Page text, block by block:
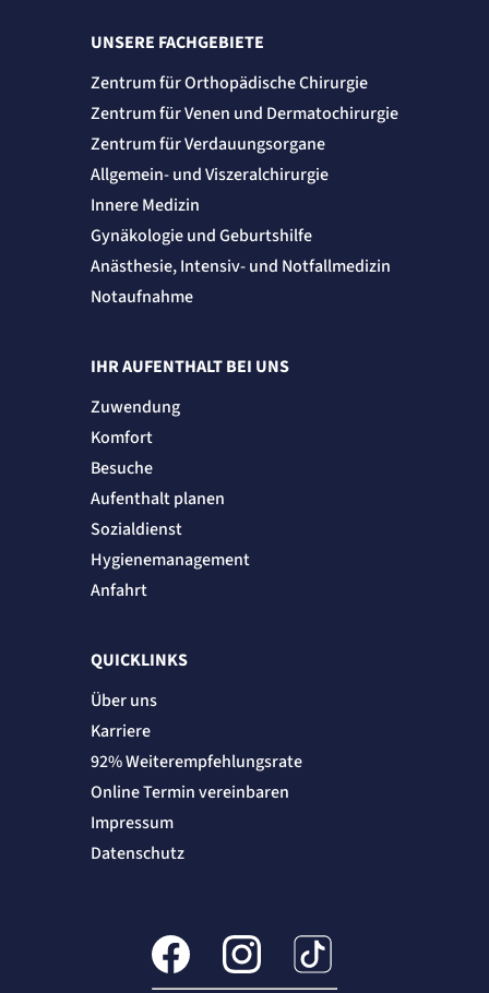
UNSERE FACHGEBIETE
Zentrum für Orthopädische Chirurgie
Zentrum für Venen und Dermatochirurgie
Zentrum für Verdauungsorgane
Allgemein- und Viszeralchirurgie
Innere Medizin
Gynäkologie und Geburtshilfe
Anästhesie, Intensiv- und Notfallmedizin
Notaufnahme
IHR AUFENTHALT BEI UNS
Zuwendung
Komfort
Besuche
Aufenthalt planen
Sozialdienst
Hygienemanagement
Anfahrt
QUICKLINKS
Über uns
Karriere
92% Weiterempfehlungsrate
Online Termin vereinbaren
Impressum
Datenschutz